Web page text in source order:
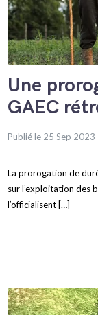
Une
GAEC
Publié le 25 Sep 2023
La prorogation de
sur l’exploitation des
l’officialisent […]